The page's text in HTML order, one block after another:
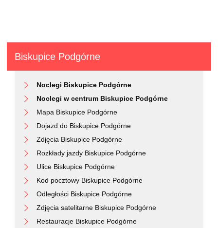
Biskupice Podgórne
Noclegi Biskupice Podgórne
Noclegi w centrum Biskupice Podgórne
Mapa Biskupice Podgórne
Dojazd do Biskupice Podgórne
Zdjęcia Biskupice Podgórne
Rozkłady jazdy Biskupice Podgórne
Ulice Biskupice Podgórne
Kod pocztowy Biskupice Podgórne
Odległości Biskupice Podgórne
Zdjęcia satelitarne Biskupice Podgórne
Restauracje Biskupice Podgórne